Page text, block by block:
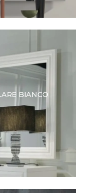
BIANCO